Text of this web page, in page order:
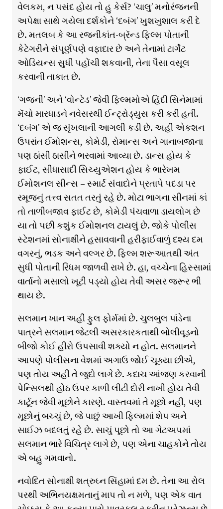
વેલકમ, ન પસંદ હોય તો હુ કેર્સ? ‘ચાલુ’ મનોરંજનની
અપેક્ષા સાથે ગયેલા દર્શકોને ‘દબંગ’ ખુશખુશાલ કરી દે
છે. મતલબ કે આ રજનીકાંત-બ્રૅન્ડ ફિલ્મ પોતાની
કેટેગરીને સંપૂર્ણપણે વફાદાર છે અને તેનામાં ટાર્ગેટ
ઓડિયન્સ સુધી પહોંચી શકવાની, તેના પૈસા વસૂલ
કરવાની તાકાત છે.
‘ગજની’ અને ‘વોન્ટેડ’ જેવી ફિલ્મમોએ હિંદી સિનેમામાં
મૅચો મારધાડને નવેસરથી ઈન્ટ્રોડ્યુસ કરી કરી હતી.
‘દબંગ’ એ જ સૃંખલાની આગલી કડી છે. અહીં એકશન
ઉપરાંત ઈમોશન્સ, કોમેડી, રોમાન્સ અને ગાનાબજાના
પણ ઠાંસી ઠાસીને ભરવામાં આવ્યા છે. ડાન્સ હોય કે
ફાઈટ, સીધાસાદી સિચ્યુએશન હોય કે ભારેખમ
ઈમોશનલ સીન્સ – સ્માર્ટ સંવાદોને પ્રતાપે પદડા પર
રમૂજનું તત્ત્વ સતત તરતું રહે છે. મોટા ભાગના સીનમાં કાં
તો તાળીબજાવ ફાઈટ છે, કોમેડી પંચવાળા ડાયલોગ છે
યા તો પછી કશુંક ઈમોશનલ ટાયલું છે. જોકે પોલીસ
સ્ટેશનમાં સોનાક્ષીને હસાવવાની હરીફાઈવાળું દશ્ય દમ
વગરનું, ભડક અને વલ્ગર છે. ફિલ્મ શરૂઆતથી અંત
સુધી પોતાની રિધમ જાળવી રાખે છે. હા, વચ્ચેના હિસ્સામાં
વાર્તાનો મસાલો ખૂટી પડ્યો હોય તેવી અસર જરૂર ભી
થાય છે.
સલમાન ખાન અહીં ફુલ ફોર્મમાં છે. ચુલબુલ પાંડેના
પાત્રને સલમાન જેટલી અસરકારકતાથી બોલીવૂડનો
બીજો કોઈ હીરો ઉપસાવી શક્યો ન હોત. સલમાનને
આપણે પોલીસના વેશમાં અગાઉ જોઈ ચૂક્યા છીએ,
પણ તોય અહીં તે જુદો લાગે છે. કદાચ આંજણ કરવાની
પેન્સિલથી હોઠ ઉપર કાળી લીટી દોરી નાખી હોય તેવી
કાર્ટૂન જેવી મૂછોને કારણે. વાસ્તવમાં તે મૂછો નહીં, પણ
મૂછોનું બચ્ચું છે, જે પાછું આખી ફિલ્મમાં શેપ અને
સાઈઝ બદલતું રહે છે. સાચું પૂછો તો આ ગેટઅપમાં
સલમાન ભારે વિચિત્ર લાગે છે, પણ એના ચાહકોને તોય
એ બહુ ગમવાનો.
નવોદિત સોનાક્ષી શત્રુઘ્ન સિંહામાં દમ છે. તેના આ રોલ
પરથી અભિનયક્ષમતાનું માપ તો ન મળે, પણ એક વાત